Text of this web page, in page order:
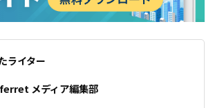
ライター
ferret メディア編集部